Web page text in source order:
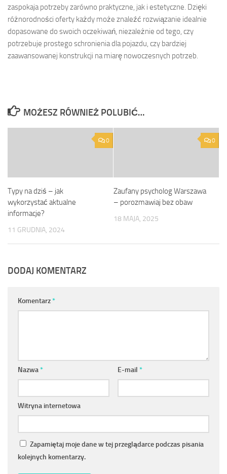
zaspokaja potrzeby zarówno praktyczne, jak i estetyczne. Dzięki
różnorodności oferty każdy może znaleźć rozwiązanie idealnie
dopasowane do swoich oczekiwań, niezależnie od tego, czy
potrzebuje prostego schronienia dla pojazdu, czy bardziej
zaawansowanej konstrukcji na miarę nowoczesnych potrzeb.
MOŻESZ RÓWNIEŻ POLUBIĆ…
0
Typy na dziś – jak
wykorzystać aktualne
informacje?
11 GRUDNIA, 2024
0
Zaufany psycholog Warszawa
– porozmawiaj bez obaw
18 MAJA, 2025
DODAJ KOMENTARZ
Komentarz*
Nazwa* E-mail *
Witryna internetowa
Zapamiętaj moje dane w tej przeglądarce podczas pisania
kolejnych komentarzy.